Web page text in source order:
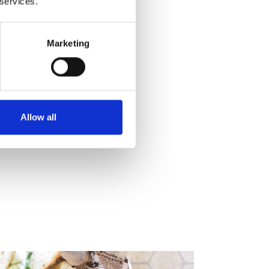
Marketing
Allow all
masaje
Aunque es
familiar